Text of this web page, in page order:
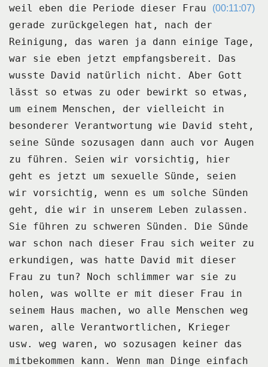
weil eben die Periode dieser Frau
(00:11:07)
gerade zurückgelegen hat, nach der
Reinigung, das waren ja dann einige Tage,
war sie eben
jetzt empfangsbereit.
Das
wusste David natürlich nicht.
Aber Gott
lässt so etwas zu oder bewirkt so etwas,
um einem Menschen, der vielleicht
in
besonderer Verantwortung wie David steht,
seine Sünde sozusagen dann auch vor Augen
zu führen.
Seien wir vorsichtig, hier
geht es jetzt um sexuelle Sünde, seien
wir vorsichtig, wenn
es um solche Sünden
geht, die wir in unserem Leben zulassen.
Sie führen zu schweren Sünden.
Die Sünde
war schon nach dieser Frau sich weiter zu
erkundigen, was hatte David mit dieser
Frau zu tun?
Noch schlimmer war sie zu
holen, was wollte er mit dieser Frau in
seinem Haus machen,
wo alle Menschen weg
waren, alle Verantwortlichen, Krieger
usw. weg waren, wo sozusagen keiner
das
mitbekommen kann.
Wenn man Dinge einfach